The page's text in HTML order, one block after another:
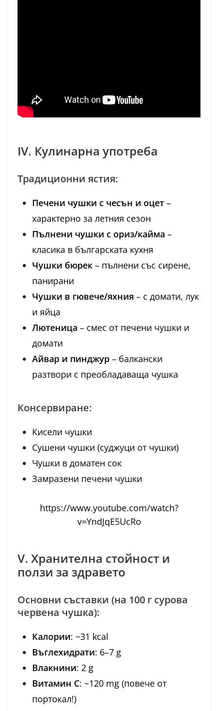
IV. Кулинарна употреба
Традиционни ястия:
Печени чушки с чесън и оцет –
характерно за летния сезон
Пълнени чушки с ориз/кайма –
класика в българската кухня
Чушки бюрек – пълнени със сирене,
панирани
Чушки в гювече/яхния – с домати, лук
и яйца
Лютеница – смес от печени чушки и
домати
Айвар и пинджур – балкански
разтвори с преобладаваща чушка
Консервиране:
Кисели чушки
Сушени чушки (суджуци от чушки)
Чушки в доматен сок
Замразени печени чушки
https://www.youtube.com/watch?
v=YndJqE5UcRo
V. Хранителна стойност и
ползи за здравето
Основни съставки (на 100 г сурова
червена чушка):
Калории: ~31 kcal
Въглехидрати: 6–7 g
Влакнини: 2 g
Витамин C: ~120 mg (повече от
портокал!)